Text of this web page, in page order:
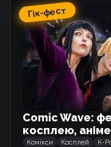
2019
Схожі тайтли
Завтра ми
Манґа
Гік-фест
Comic Wave:
косплею, аніме
Комікси Косплей K-